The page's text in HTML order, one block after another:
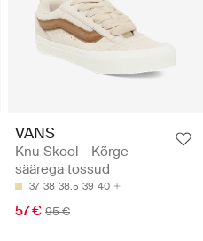
VANS
Knu Skool - Kõrge
säärega tossud
37 38 38.5 39 40
57 € 95 €